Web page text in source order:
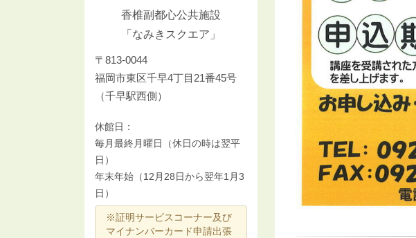
香椎副都心公共施設
「なみきスクエア」
〒813-0044
福岡市東区千早4丁目21番45号
（千早駅西側）
休館日：
毎月最終月曜日（休日の時は翌平
日）
年末年始（12月28日から翌年1月3
日）
※証明サービスコーナー及び
マイナンバーカード申請出張